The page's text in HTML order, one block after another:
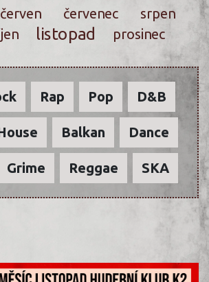
červen červenec
srpen
listopad prosinec
Rap Pop D&B
Balkan Dance
Grime Reggae SKA